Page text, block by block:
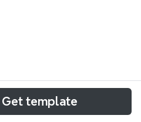
è una risorsa
analizza 46 nodi
Get template